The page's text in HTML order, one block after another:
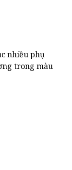
nhiều phụ
trong màu